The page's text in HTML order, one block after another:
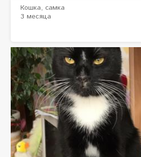
Кошка, самка
3 месяца